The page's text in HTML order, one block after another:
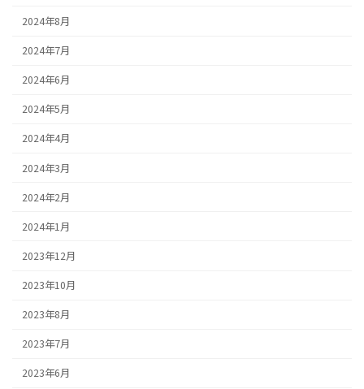
2024年8月
2024年7月
2024年6月
2024年5月
2024年4月
2024年3月
2024年2月
2024年1月
2023年12月
2023年10月
2023年8月
2023年7月
2023年6月